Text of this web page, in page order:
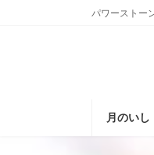
パワーストー
月のい